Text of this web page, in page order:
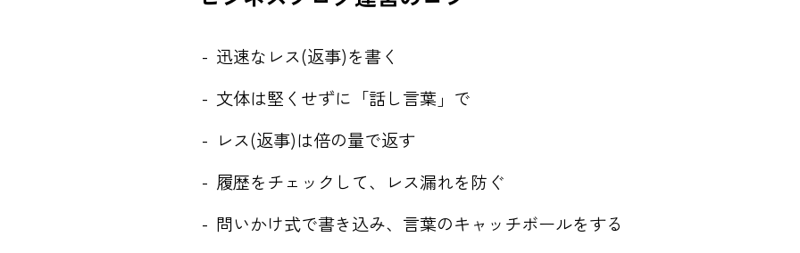
迅速なレス(返事)を書く
文体は堅くせずに「話し言葉」で
レス(返事)は倍の量で返す
履歴をチェックして、レス漏れを防ぐ
問いかけ式で書き込み、言葉のキャッチボールをする